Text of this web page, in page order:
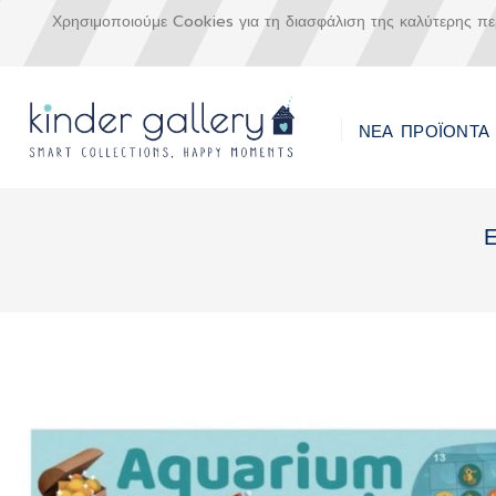
Χρησιμοποιούμε Cookies για τη διασφάλιση της καλύτερης
ΝΕΑ ΠΡΟΪΟΝΤΑ
end
the